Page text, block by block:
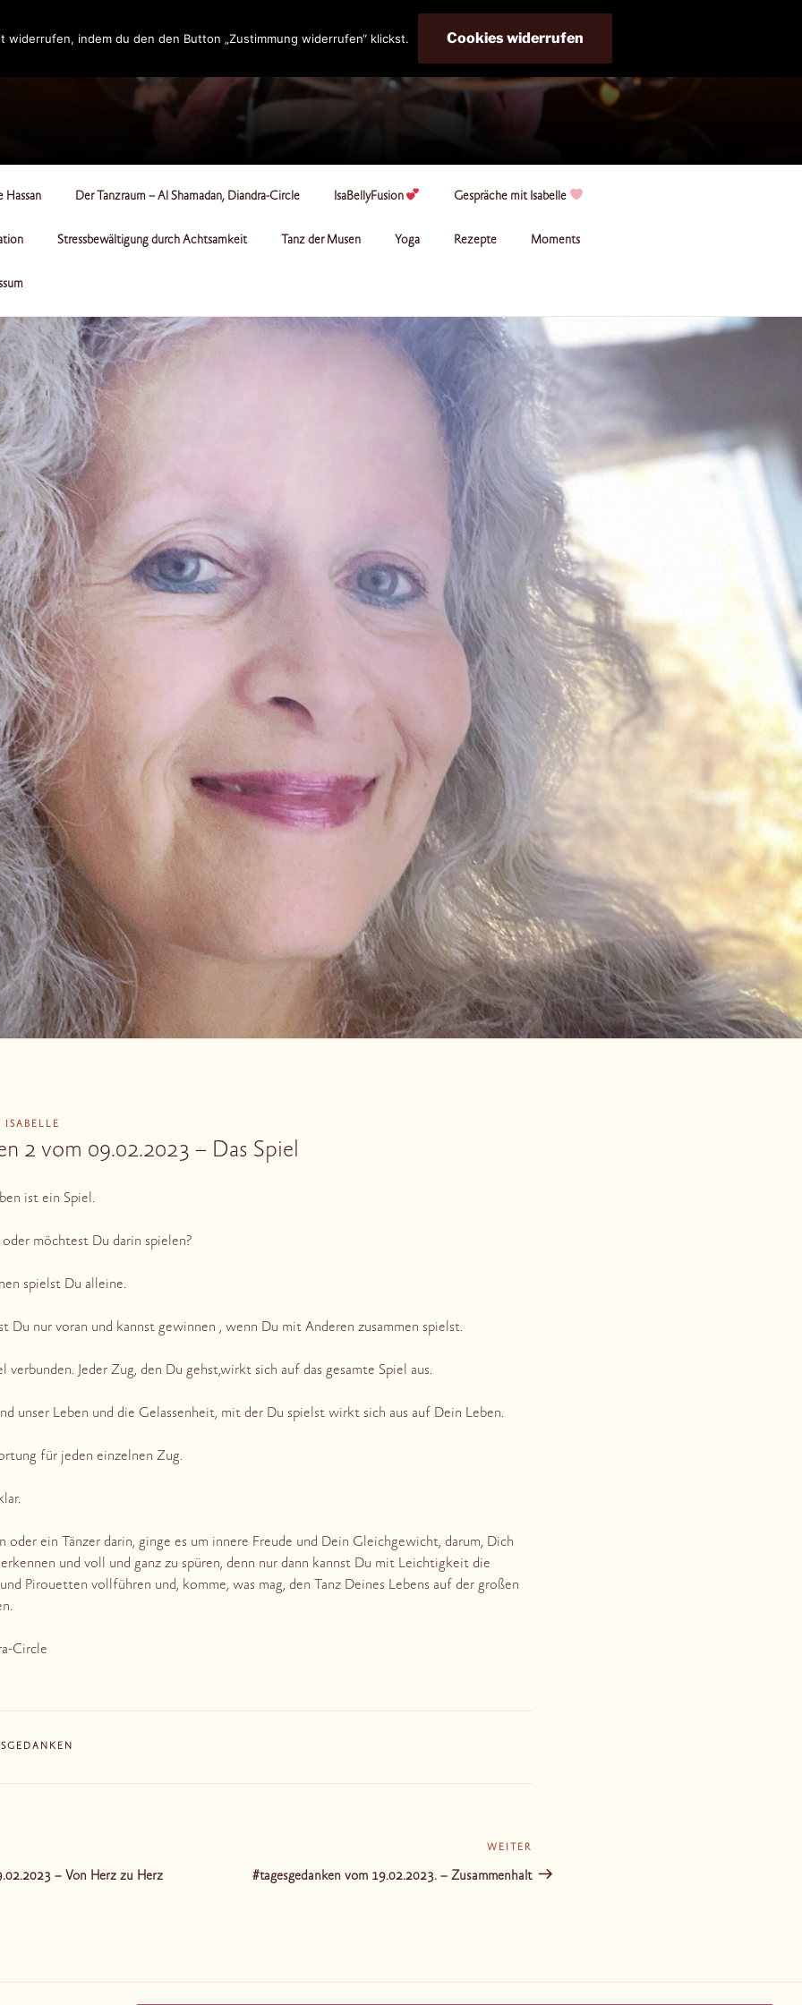
Hassan Der Tanzraum – Al Shamadan, Diandra-Circle IsaBellyFusion Gespräche mit Isabelle
Stressbewältigung durch Achtsamkeit Tanz der Musen Yoga Rezepte Moments
ISABELLE
2 vom 09.02.2023 – Das Spiel
ist ein Spiel.
möchtest Du darin spielen?
spielst Du alleine.
Du nur voran und kannst gewinnen , wenn Du mit Anderen zusammen spielst.
verbunden. Jeder Zug, den Du gehst,wirkt sich auf das gesamte Spiel aus.
unser Leben und die Gelassenheit, mit der Du spielst wirkt sich aus auf Dein Leben.
für jeden einzelnen Zug.
oder ein Tänzer darin, ginge es um innere Freude und Dein Gleichgewicht, darum, Dich
und voll und ganz zu spüren, denn nur dann kannst Du mit Leichtigkeit die
Pirouetten vollführen und, komme, was mag, den Tanz Deines Lebens auf der großen
Circle
– Von Herz zu Herz
Beitrag
WEITER
#tagesgedanken vom 19.02.2023. – Zusammenhalt
widerrufen, indem du den den Button „Zustimmung widerrufen“ klickst. Cookies widerrufen